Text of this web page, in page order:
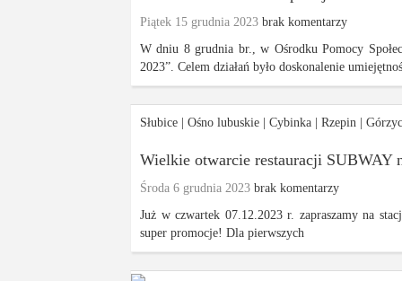
Piątek 15 grudnia 2023 brak komentarzy
W dniu 8 grudnia br., w Ośrodku Pomocy
2023”. Celem działań było doskonalenie
Słubice Ośno lubuskie Cybinka Rzepin
Wielkie otwarcie restauracji SUBWAY
Środa 6 grudnia 2023 brak komentarzy
Już w czwartek 07.12.2023 r. zapraszamy na
super promocje! Dla pierwszych